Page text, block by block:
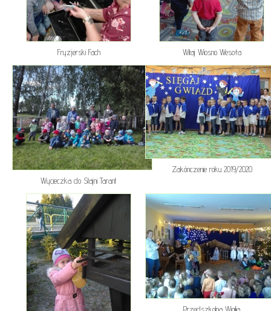
Fryzjerski Fach Witaj Wiosno Wesoła
Wycieczka do Stajni Tarant
Zakónczenie roku 2019/2020